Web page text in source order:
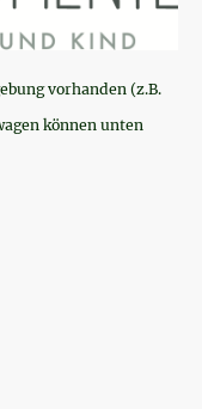
vorhanden (z.B.
können unten